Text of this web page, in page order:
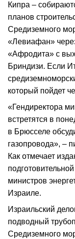
Кипра –
планов
Средиземного
«Левиафан»
«Афродита» с
Бриндизи. Если
который пойдет
«Гендиректора
встретятся в
в Брюсселе
газопровода», –
Как отмечает
министров
Израиле.
Израильский
подводный
Средиземного